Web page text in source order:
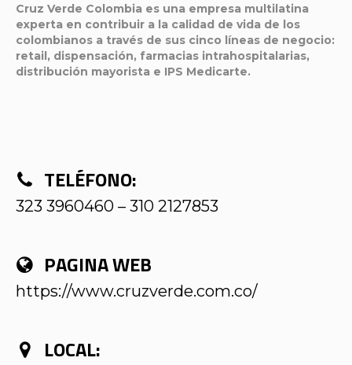
Cruz Verde Colombia es una empresa multilatina
experta en contribuir a la calidad de vida de los
colombianos a través de sus cinco líneas de negocio:
retail, dispensación, farmacias intrahospitalarias,
distribución mayorista e IPS Medicarte.
TELÉFONO:
323 3960460 – 310 2127853
PAGINA WEB
https://www.cruzverde.com.co/
LOCAL: